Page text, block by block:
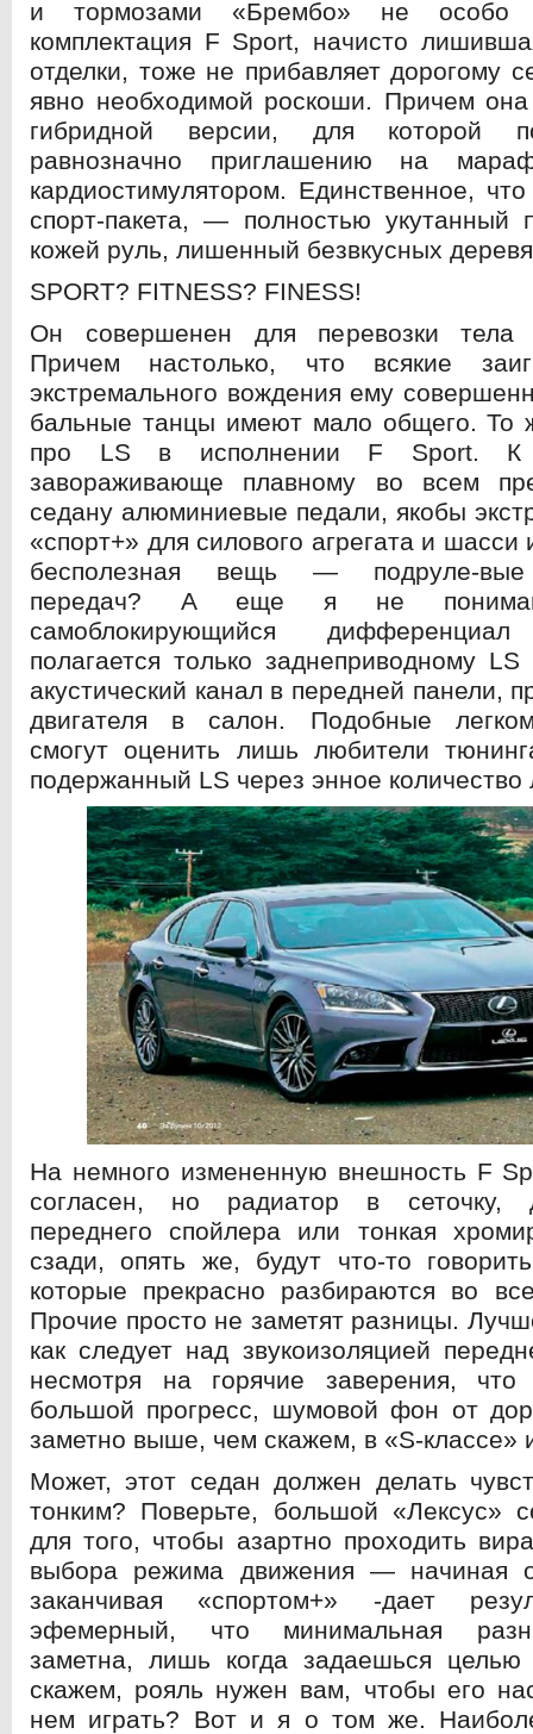
и тормозами «Брембо» не особо
комплектация F Sport, начисто
отделки, тоже не прибавляет дорогому
явно необходимой роскоши. Причем она
гибридной версии, для которой
равнозначно приглашению на
кардиостимулятором. Единственное,
спорт-пакета, — полностью укутанный
кожей руль, лишенный безвкусных
SPORT? FITNESS? FINESS!
Он совершенен для перевозки тела
Причем настолько, что всякие
экстремального вождения ему
бальные танцы имеют мало общего. То
про LS в исполнении F Sport. К
завораживающе плавному во всем
седану алюминиевые педали, якобы
«спорт+» для силового агрегата и
бесполезная вещь — подруле-вые
передач? А еще я не
самоблокирующийся
полагается только заднеприводному
акустический канал в передней панели,
двигателя в салон. Подобные
смогут оценить лишь любители
подержанный LS через энное количество
На немного измененную внешность F
согласен, но радиатор в сеточку,
переднего спойлера или тонкая
сзади, опять же, будут что-то
которые прекрасно разбираются во
Прочие просто не заметят разницы.
как следует над звукоизоляцией
несмотря на горячие заверения, что
большой прогресс, шумовой фон от
заметно выше, чем скажем, в «S-классе»
Может, этот седан должен делать
тонким? Поверьте, большой «Лексус»
для того, чтобы азартно проходить
выбора режима движения — начиная
заканчивая «спортом+» -дает
эфемерный, что минимальная
заметна, лишь когда задаешься
скажем, рояль нужен вам, чтобы его
нем играть? Вот и я о том же.